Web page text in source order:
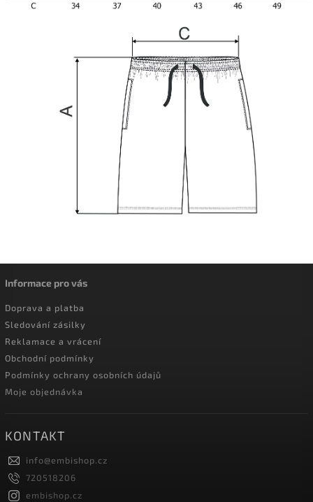
Informace pro vás
Doprava a platba
Sledování zásilky
Reklamace a vrácení
Obchodní podmínky
Podmínky ochrany osobních údajů
Moje objednávka
KONTAKT
info@embishop.cz
720518206
embishop.cz